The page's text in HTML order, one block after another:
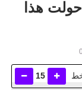
هذا
0
15